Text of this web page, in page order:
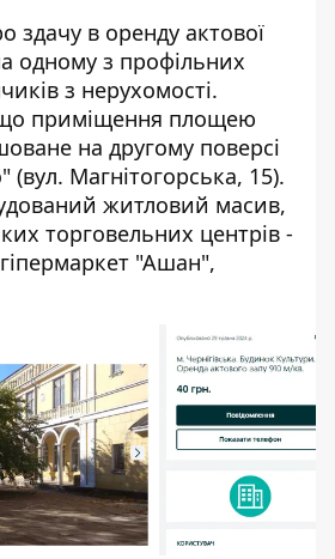
здачу в оренду актової
одному з профільних
з нерухомості.
приміщення площею
на другому поверсі
(вул. Магнітогорська, 15).
житловий масив,
торговельних центрів -
"Ашан",